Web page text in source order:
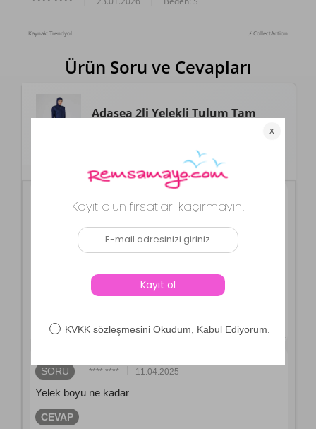
Kaynak: Trendyol ⚡ CollectAction
Ürün Soru ve Cevapları
Adasea 2li Yelekli Tulum Tam
**** **** 25.07.2026
164 boy 58 kilo kaç beden
Merhabalar efendim S bedenin uygun olabileceğini
düşünüyoruz🌸
SORU **** **** 11.04.2025
Yelek boyu ne kadar
CEVAP